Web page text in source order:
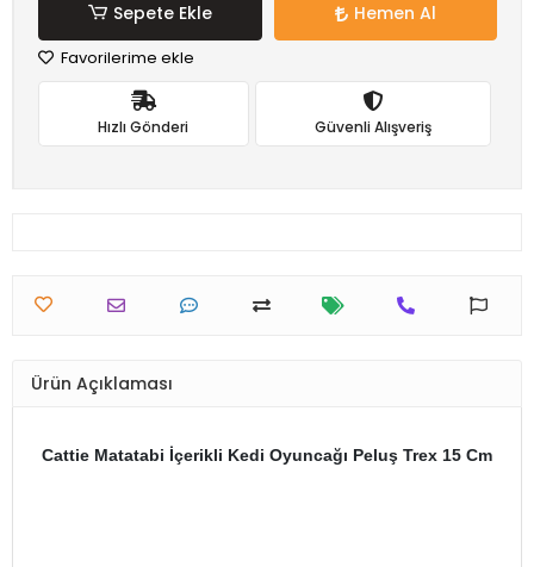
Sepete Ekle Hemen Al
Favorilerime ekle
Hızlı Gönderi Güvenli Alışveriş
Ürün Açıklaması
Cattie Matatabi İçerikli Kedi Oyuncağı Peluş Trex 15 Cm